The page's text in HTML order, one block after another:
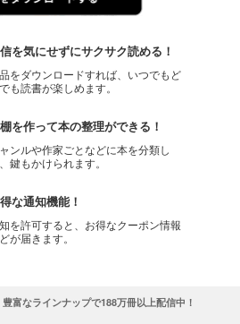
を気にせずにサクサク読める！
をダウンロードすれば、いつでもど
も読書が楽しめます。
を作って本の整理ができる！
ンルや作家ごとなどに本を分類し
鍵もかけられます。
な通知機能！
を許可すると、お得なクーポン情報
が届きます。
富なラインナップで188万冊以上配信中！